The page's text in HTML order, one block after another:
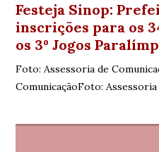
Festeja Sinop:
inscrições para os
os 3º Jogos
Foto: Assessoria de
ComunicaçãoFoto: